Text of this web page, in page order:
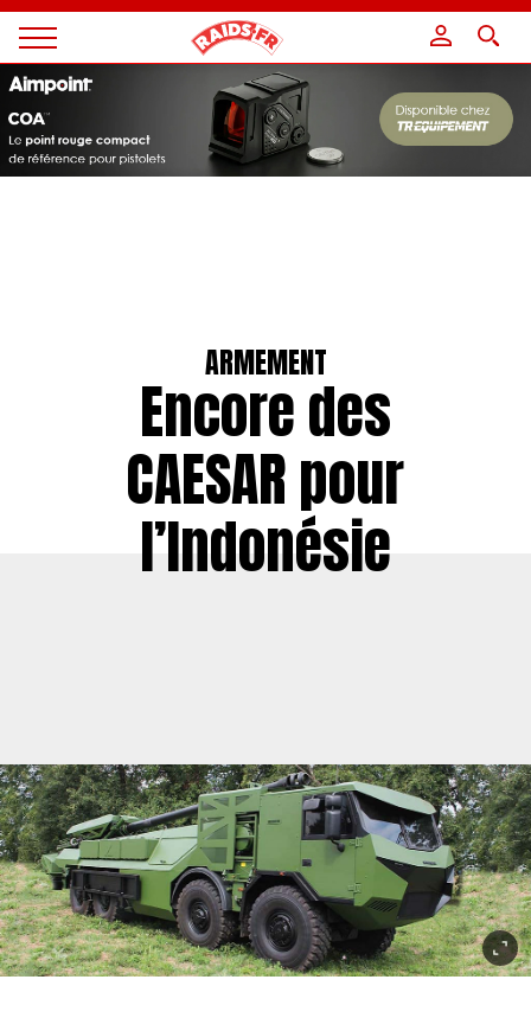
Magazine
Raids
ARMEMENT
Encore des
CAESAR pour
l’Indonésie
Panneau de gestion des cookies